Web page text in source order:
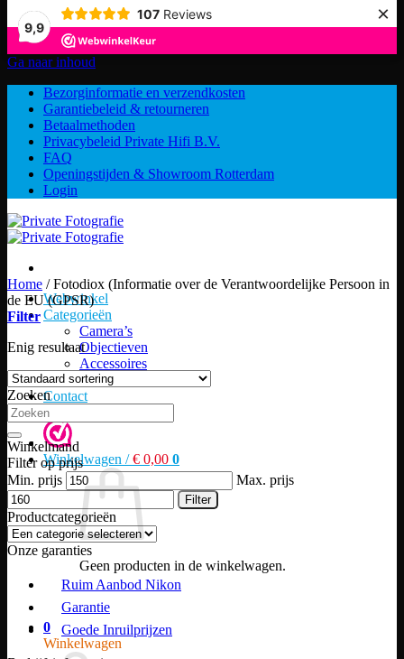
9,9
107 Reviews ×
Ga naar inhoud
Bezorginformatie en verzendkosten
Garantiebeleid & retourneren
Betaalmethoden
Privacybeleid Private Hifi B.V.
FAQ
Openingstijden & Showroom Rotterdam
Login
Webwinkel
Categorieën
Camera’s
Objectieven
Accessoires
Over ons
Contact
Winkelwagen /€ 0,00 0
Geen producten in de winkelwagen.
Terug naar winkel
0
Winkelwagen
Home /Fotodiox (Informatie over de Verantwoordelijke Persoon in
de EU (GPSR)
Filter
Enig resultaat
Zoeken
Winkelmand
Filter op prijs
Min. prijs
Max. prijs
Filter
Productcategorieën
Onze garanties
Ruim Aanbod Nikon
Garantie
Goede Inruilprijzen